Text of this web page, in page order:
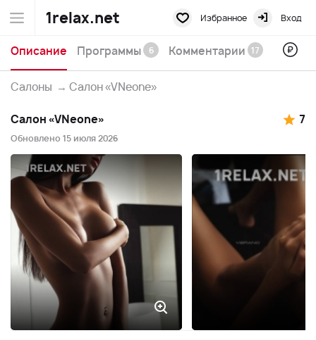
1relax.net Избранное Вход
Описание Программы 6 Комментарии 17
Салоны → Салон «VNeone»
Салон «VNeone» 7
Обновлено 15 июля 2026